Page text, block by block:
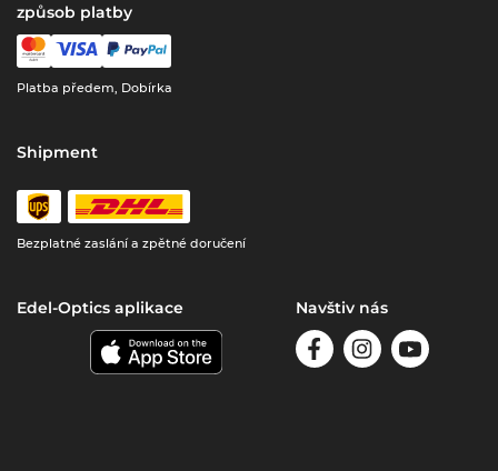
způsob platby
Platba předem, Dobírka
Shipment
Bezplatné zaslání a zpětné doručení
Edel-Optics aplikace Navštiv nás